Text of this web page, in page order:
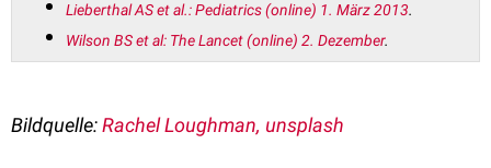
Lieberthal AS et al.: Pediatrics (online) 1. März 2013.
Wilson BS et al: The Lancet (online) 2. Dezember.
Bildquelle:Rachel Loughman, unsplash